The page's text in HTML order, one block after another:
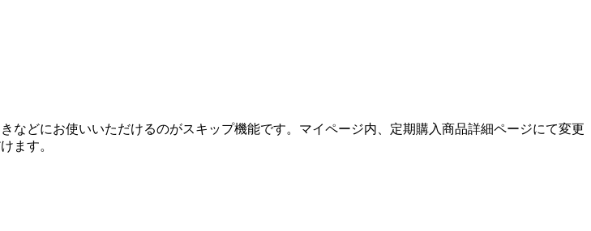
どにお使いいただけるのがスキップ機能です。マイページ内、定期購入商品詳細ページにて変更
ます。